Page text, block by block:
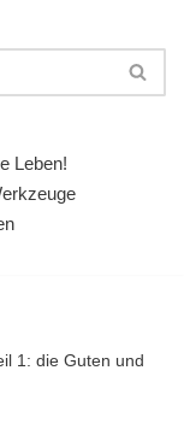
Leben!
1: die Guten und